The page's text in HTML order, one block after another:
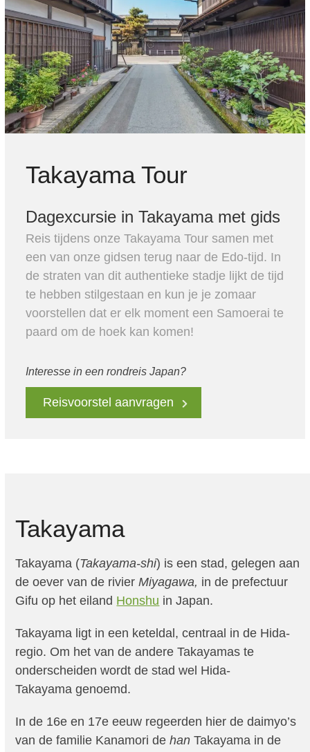
Takayama Tour
Dagexcursie in Takayama met gids
Reis tijdens onze Takayama Tour samen met
een van onze gidsen terug naar de Edo-tijd. In
de straten van dit authentieke stadje lijkt de tijd
te hebben stilgestaan en kun je je zomaar
voorstellen dat er elk moment een Samoerai te
paard om de hoek kan komen!
Interesse in een rondreis Japan?
Reisvoorstel aanvragen
Takayama
Takayama (Takayama-shi) is een stad, gelegen aan
de oever van de rivierMiyagawa, in de prefectuur
Gifu op het eiland Honshu in Japan.
Takayama ligt in een keteldal, centraal in de Hida-
regio. Om het van de andere Takayamas te
onderscheiden wordt de stad wel Hida-
Takayama genoemd.
In de 16e en 17e eeuw regeerden hier de daimyo’s
van de familie Kanamori dehan Takayama in de